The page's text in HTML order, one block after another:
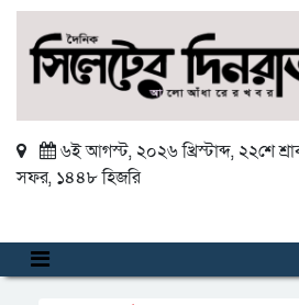
৬ই আগস্ট, ২০২৬ খ্রিস্টাব্দ, ২২শে
সফর, ১৪৪৮ হিজরি